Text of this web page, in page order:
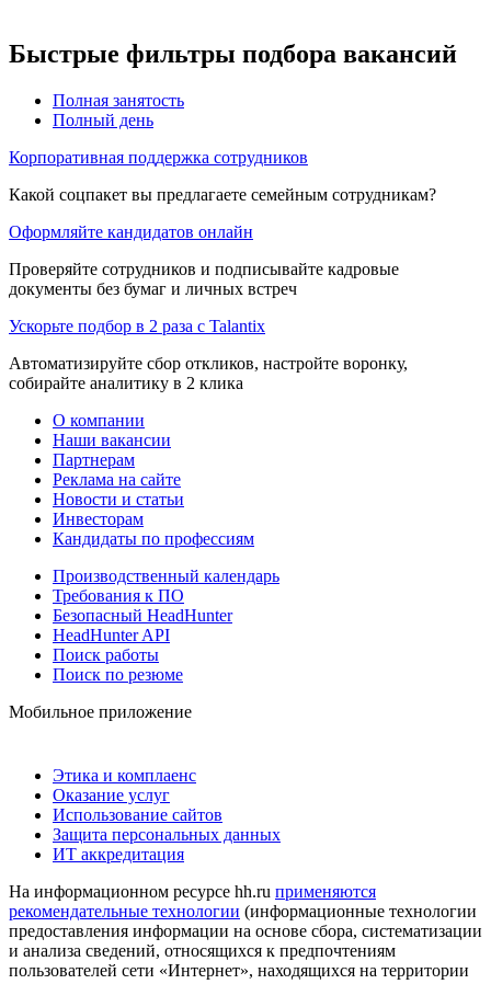
Быстрые фильтры подбора вакансий
Полная занятость
Полный день
Корпоративная поддержка сотрудников
Какой соцпакет вы предлагаете семейным сотрудникам?
Оформляйте кандидатов онлайн
Проверяйте сотрудников и подписывайте кадровые
документы без бумаг и личных встреч
Ускорьте подбор в 2 раза с Talantix
Автоматизируйте сбор откликов, настройте воронку,
собирайте аналитику в 2 клика
О компании
Наши вакансии
Партнерам
Реклама на сайте
Новости и статьи
Инвесторам
Кандидаты по профессиям
Производственный календарь
Требования к ПО
Безопасный HeadHunter
HeadHunter API
Поиск работы
Поиск по резюме
Мобильное приложение
Этика и комплаенс
Оказание услуг
Использование сайтов
Защита персональных данных
ИТ аккредитация
На информационном ресурсе hh.ru применяются
рекомендательные технологии (информационные технологии
предоставления информации на основе сбора, систематизации
и анализа сведений, относящихся к предпочтениям
пользователей сети «Интернет», находящихся на территории